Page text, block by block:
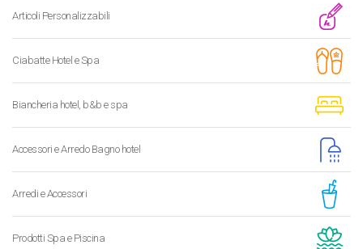
Articoli Personalizzabili
Ciabatte Hotel e Spa
Biancheria hotel, b&b e spa
Accessori e Arredo Bagno hotel
Arredi e Accessori
Prodotti Spa e Piscina